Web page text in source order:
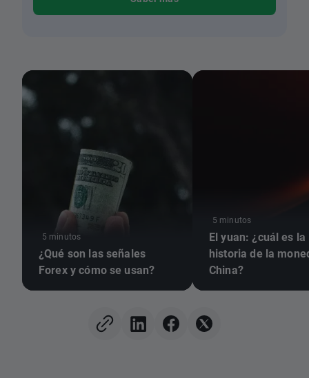
5 minutos
¿Qué son las señales
Forex y cómo se usan?
5 minutos
El yuan: ¿cuál es la
historia de la
China?